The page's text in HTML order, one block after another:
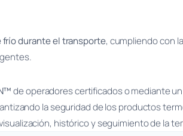
frío durante el transporte, cumpliendo con
de operadores certificados o mediante un
la seguridad de los productos
histórico y seguimiento de la